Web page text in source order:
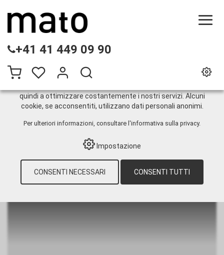
+41 41 449 09 90
Accessori per distributori
TANKMATERIAL ›
TECNOLOGIA PER CISTERNE › STAZIONI DI
SERVIZIO › ACCESSORI PER DISTRIBUTORI
QUESTO SITO WEB UTILIZZA I COOKIE
Sul nostro sito web utilizziamo diversi cookie: alcuni sono
necessari per il corretto funzionamento del sito, altri
consentono di utilizzare più funzionalità, altri ancora ci
quindi a ottimizzare costantemente i nostri servizi. Alcuni
cookie, se acconsentiti, utilizzano dati personali anonimi.
Per ulteriori informazioni, consultare l'informativa sulla privacy.
Impostazione
CONSENTI NECESSARI CONSENTI TUTTI